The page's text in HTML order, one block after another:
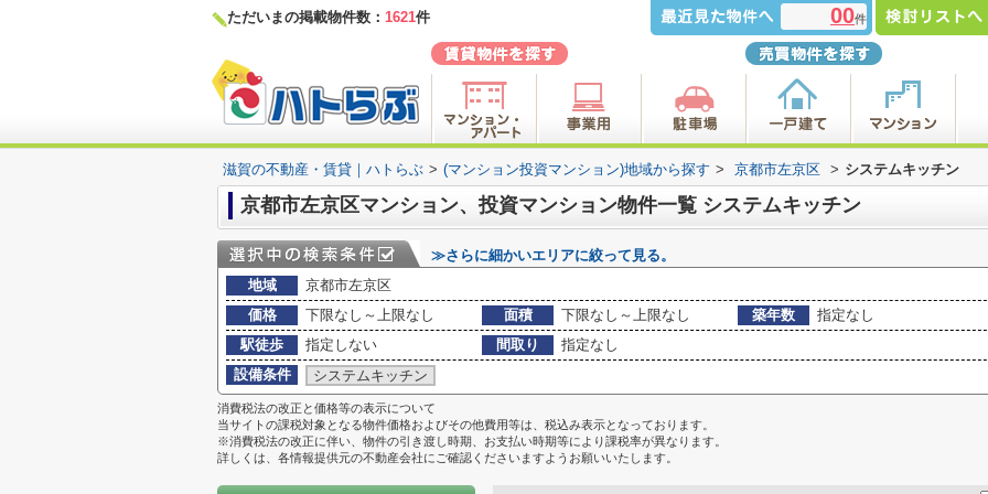
ただいまの掲載物件数： 1621件 00件
滋賀の不動産・賃貸｜ハトらぶ > (マンション投資マンション)地域から探す > 京都市左京区 > システムキッチン
京都市左京区マンション、投資マンション物件一覧 システムキッチン
≫さらに細かいエリアに絞って見る。
地域
京都市左京区
価格
下限なし～上限なし 面積 下限なし～上限なし 築年数
指定なし
駅徒歩
指定しない 間取り
指定なし
設備条件
システムキッチン
消費税法の改正と価格等の表示について
当サイトの課税対象となる物件価格およびその他費用等は、税込み表示となっております。
※消費税法の改正に伴い、物件の引き渡し時期、お支払い時期等により課税率が異なります。
詳しくは、各情報提供元の不動産会社にご確認くださいますようお願いいたします。